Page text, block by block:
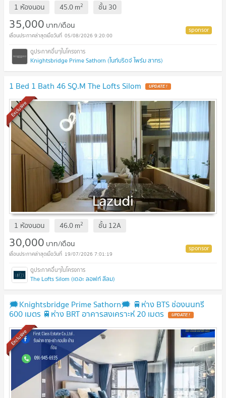
1 ห้องนอน 45.0m2 ชั้น 30
35,000 บาท/เดือน
05/08/2026 9:20:00
Knightsbridge Prime Sathorn (ไนท์บริดจ์ ไพร์ม สาทร)
1 Bed 1 Bath 46 SQ.M The Lofts Silom
Exclusive
1 ห้องนอน 46.0m2 ชั้น 12A
30,000 บาท/เดือน
19/07/2026 7:01:19
The Lofts Silom (เดอะ ลอฟท์ สีลม)
🗯️Knightsbridge Prime Sathorn🗯️ 🚆ห่าง BTS ช่องนนทรี
600 เมตร 🚆ห่าง BRT อาคารสงเคราะห์ 20 เมตร
Exclusive